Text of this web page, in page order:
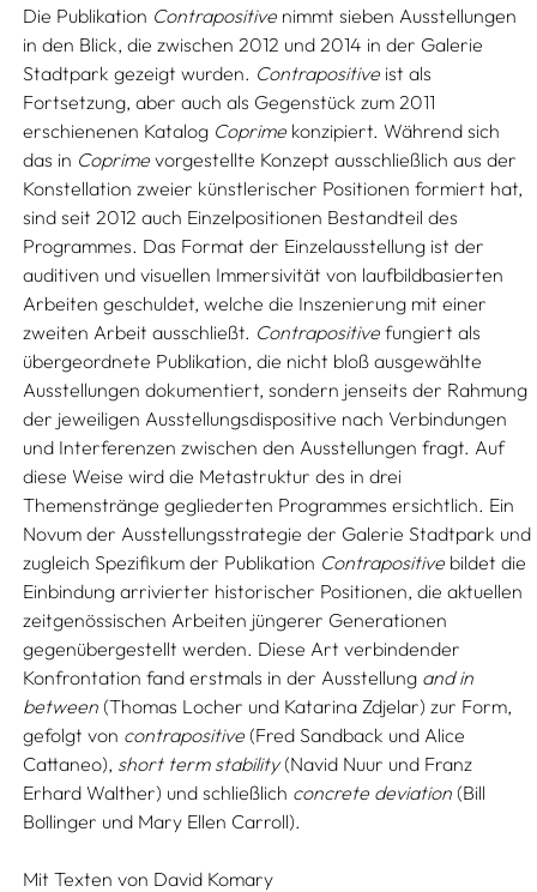
Die Publikation Contrapositive nimmt sieben Ausstellungen
in den Blick, die zwischen 2012 und 2014 in der Galerie
Stadtpark gezeigt wurden. Contrapositive ist als
Fortsetzung, aber auch als Gegenstück zum 2011
erschienenen Katalog Coprime konzipiert. Während sich
das in Coprime vorgestellte Konzept ausschließlich aus der
Konstellation zweier künstlerischer Positionen formiert hat,
sind seit 2012 auch Einzelpositionen Bestandteil des
Programmes. Das Format der Einzelausstellung ist der
auditiven und visuellen Immersivität von laufbildbasierten
Arbeiten geschuldet, welche die Inszenierung mit einer
zweiten Arbeit ausschließt. Contrapositive fungiert als
übergeordnete Publikation, die nicht bloß ausgewählte
Ausstellungen dokumentiert, sondern jenseits der Rahmung
der jeweiligen Ausstellungsdispositive nach Verbindungen
und Interferenzen zwischen den Ausstellungen fragt. Auf
diese Weise wird die Metastruktur des in drei
Themenstränge gegliederten Programmes ersichtlich. Ein
Novum der Ausstellungsstrategie der Galerie Stadtpark und
zugleich Spezifikum der Publikation Contrapositive bildet die
Einbindung arrivierter historischer Positionen, die aktuellen
zeitgenössischen Arbeiten jüngerer Generationen
gegenübergestellt werden. Diese Art verbindender
Konfrontation fand erstmals in der Ausstellung and in
between (Thomas Locher und Katarina Zdjelar) zur Form,
gefolgt von contrapositive (Fred Sandback und Alice
Cattaneo), short term stability(Navid Nuur und Franz
Erhard Walther) und schließlich concrete deviation (Bill
Bollinger und Mary Ellen Carroll).
Mit Texten von David Komary